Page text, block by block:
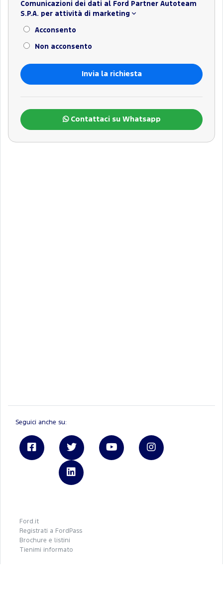
Comunicazioni dei dati al Ford Partner Autoteam
S.P.A. per attività di marketing
Acconsento
Non acconsento
Contattaci su Whatsapp
Seguici anche su:
Ford.it
Registrati a FordPass
Brochure e listini
Tienimi informato